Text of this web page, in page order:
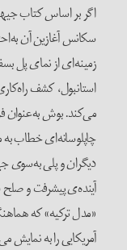
اگر بر اساس کتاب
سکانس آغازین آن
استانبول، کشف
می‌کند. بوش به‌عنوان
چاپلوسانه‌ای خطاب
دیگران و پلی به‌سوی
آینده‌ی پیشرفت و صلح
«مدل ترکیه» که
آمریکایی را به نمایش